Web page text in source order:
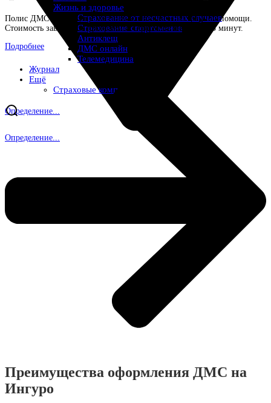
Определение...
Определение...
Жизнь и здоровье
Страхование от несчастных случаев
Страхование спортсменов
Антиклещ
ДМС онлайн
Телемедицина
Журнал
Ещё
Страховые компании
Полис ДМС — доступ к частным клиникам и экстренной помощи.
Стоимость зависит от программы. Оформите онлайн за 5 минут.
Подробнее
Преимущества оформления ДМС на
Ингуро